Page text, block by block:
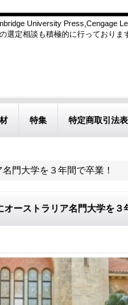
University Press,Cengage
定相談も積極的に行っておりま
特集 特定商取引法
門大学を３年間で卒業！
オーストラリア名門大学を３